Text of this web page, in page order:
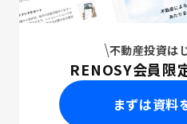
不動産投資は
RENOSY会員限
まずは資料